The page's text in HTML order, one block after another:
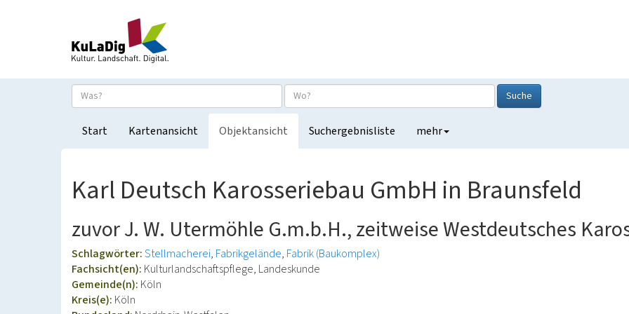
Suche
Start Kartenansicht Objektansicht Suchergebnisliste mehr
Karl Deutsch Karosseriebau GmbH in Braunsfeld
zuvor J. W. Utermöhle G.m.b.H., zeitweise Westdeutsches
Schlagwörter:Stellmacherei Fabrikgelände Fabrik (Baukomplex)
Fachsicht(en): Kulturlandschaftspflege, Landeskunde
Gemeinde(n): Köln
Kreis(e): Köln